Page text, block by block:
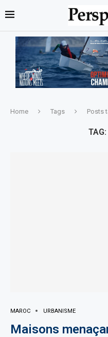
Home Tags Posts
TAG:
MAROC URBANISME
Maisons